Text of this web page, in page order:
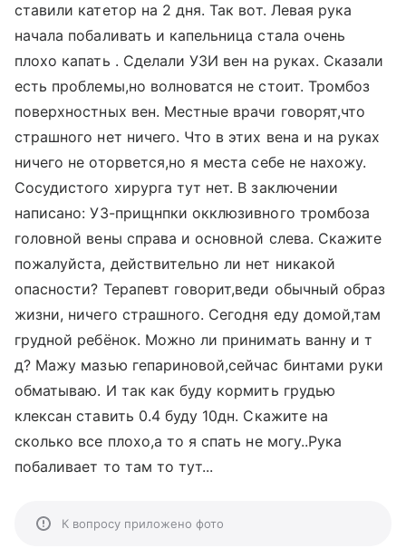
ставили катетор на 2 дня. Так вот. Левая рука
начала побаливать и капельница стала очень
плохо капать . Сделали УЗИ вен на руках. Сказали
есть проблемы,но волноватся не стоит. Тромбоз
поверхностных вен. Местные врачи говорят,что
страшного нет ничего. Что в этих вена и на руках
ничего не оторвется,но я места себе не нахожу.
Сосудистого хирурга тут нет. В заключении
написано: УЗ-прищнпки окклюзивного тромбоза
головной вены справа и основной слева. Скажите
пожалуйста, действительно ли нет никакой
опасности? Терапевт говорит,веди обычный образ
жизни, ничего страшного. Сегодня еду домой,там
грудной ребёнок. Можно ли принимать ванну и т
д? Мажу мазью гепариновой,сейчас бинтами руки
обматываю. И так как буду кормить грудью
клексан ставить 0.4 буду 10дн. Скажите на
сколько все плохо,а то я спать не могу..Рука
побаливает то там то тут...
К вопросу приложено фото